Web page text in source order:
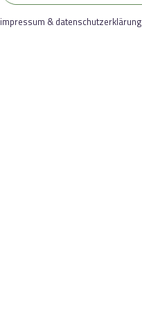
impressum & datenschutzerklärung